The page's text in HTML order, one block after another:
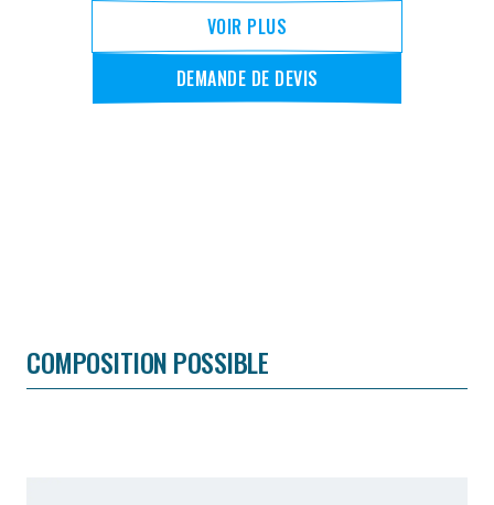
VOIR PLUS
DEMANDE DE DEVIS
COMPOSITION POSSIBLE